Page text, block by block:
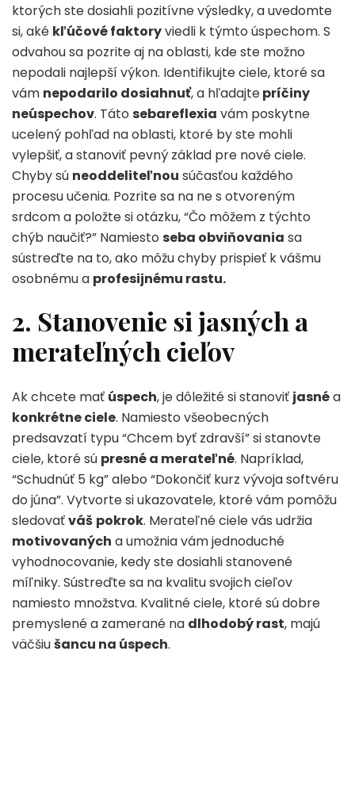
ktorých ste dosiahli pozitívne výsledky, a uvedomte
si, aké kľúčové faktoryviedli k týmto úspechom. S
odvahou sa pozrite aj na oblasti, kde ste možno
nepodali najlepší výkon. Identifikujte ciele, ktoré sa
vám nepodarilo dosiahnuť, a hľadajtepríčiny
neúspechov. Táto sebareflexia vám poskytne
ucelený pohľad na oblasti, ktoré by ste mohli
vylepšiť, a stanoviť pevný základ pre nové ciele.
Chyby sú neoddeliteľnou súčasťou každého
procesu učenia. Pozrite sa na ne s otvoreným
srdcom a položte si otázku, “Čo môžem z týchto
chýb naučiť?” Namiesto seba obviňovania sa
sústreďte na to, ako môžu chyby prispieť k vášmu
osobnému a profesijnému rastu.
2. Stanovenie si jasných a
merateľných cieľov
Ak chcete mať úspech, je dôležité si stanoviť jasnéa
konkrétne ciele. Namiesto všeobecných
predsavzatí typu “Chcem byť zdravší” si stanovte
ciele, ktoré sú presné a merateľné. Napríklad,
“Schudnúť 5 kg” alebo “Dokončiť kurz vývoja softvéru
do júna”. Vytvorte si ukazovatele, ktoré vám pomôžu
sledovaťváš pokrok. Merateľné ciele vás udržia
motivovaných a umožnia vám jednoduché
vyhodnocovanie, kedy ste dosiahli stanovené
míľniky. Sústreďte sa na kvalitu svojich cieľov
namiesto množstva. Kvalitné ciele, ktoré sú dobre
premyslené a zamerané na dlhodobý rast, majú
väčšiušancu na úspech.